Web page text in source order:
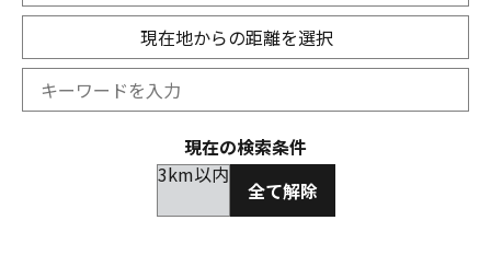
現在地からの距離を選択
現在の検索条件
3km以内
全て解除